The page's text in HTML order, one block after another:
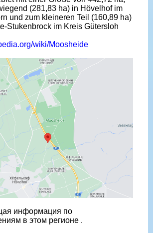
(281,83 ha) in Hövelhof im
und zum kleineren Teil (160,89 ha)
Stukenbrock im Kreis Gütersloh
wiki/Moosheide
информация по
в этом регионе .